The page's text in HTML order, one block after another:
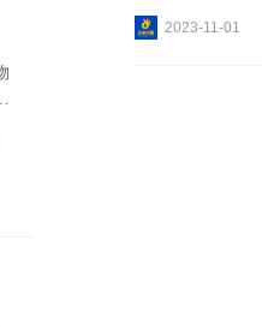
2023-11-01